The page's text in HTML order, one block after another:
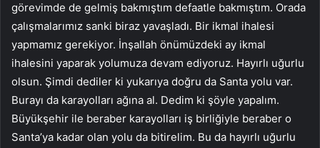
görevimde de gelmiş bakmıştım defaatle bakmıştım. Orada
çalışmalarımız sanki biraz yavaşladı. Bir ikmal ihalesi
yapmamız gerekiyor. İnşallah önümüzdeki ay ikmal
ihalesini yaparak yolumuza devam ediyoruz. Hayırlı uğurlu
olsun. Şimdi dediler ki yukarıya doğru da Santa yolu var.
Burayı da karayolları ağına al. Dedim ki şöyle yapalım.
Büyükşehir ile beraber karayolları iş birliğiyle beraber o
Santa’ya kadar olan yolu da bitirelim. Bu da hayırlı uğurlu